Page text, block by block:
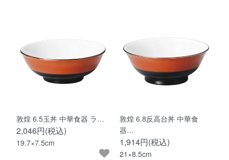
敦煌 6.5玉丼 中華食器 ラ…
2,046円(税込)
19.7×7.5cm
敦煌 6.8反高台丼 中華食
器…
1,914円(税込)
21×8.5cm